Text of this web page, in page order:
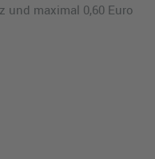
und maximal 0,60 Euro